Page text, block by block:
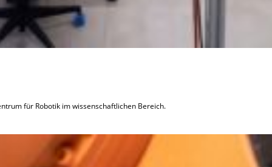
für Robotik im wissenschaftlichen Bereich.